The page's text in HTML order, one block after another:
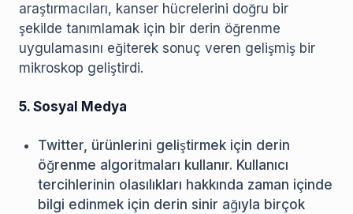
araştırmacıları, kanser hücrelerini doğru bir
şekilde tanımlamak için bir derin öğrenme
uygulamasını eğiterek sonuç veren gelişmiş bir
mikroskop geliştirdi.
5. Sosyal Medya
Twitter, ürünlerini geliştirmek için derin
öğrenme algoritmaları kullanır. Kullanıcı
tercihlerinin olasılıkları hakkında zaman içinde
bilgi edinmek için derin sinir ağıyla birçok